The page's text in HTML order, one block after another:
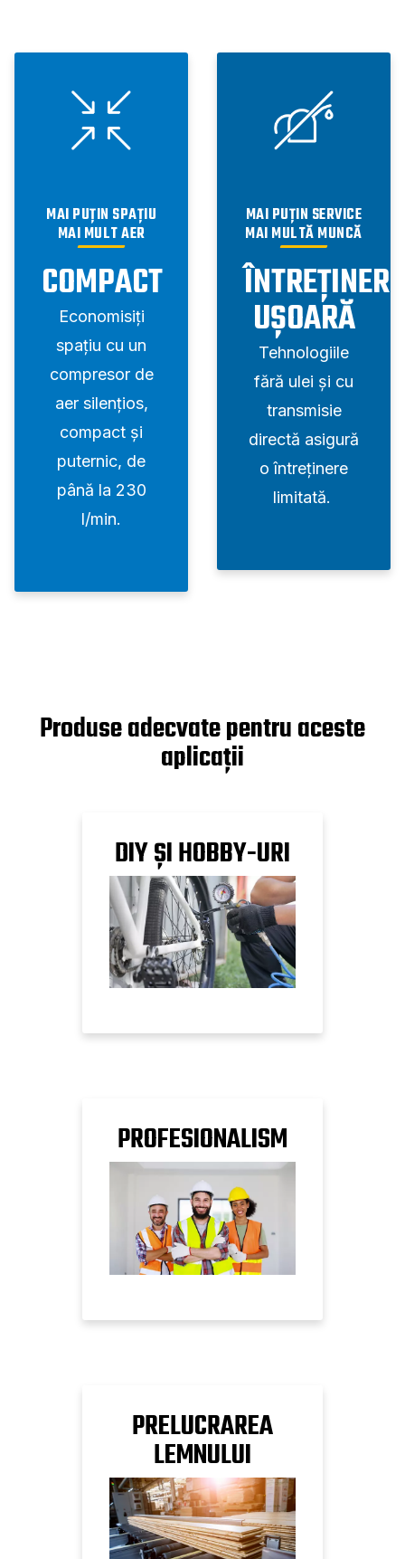
MAI PUȚIN SPAȚIU
MAI MULT AER
COMPACT
Economisiți
spațiu cu un
compresor de
aer silențios,
compact și
puternic, de
până la 230
l/min.
MAI PUȚIN SERVICE
MAI MULTĂ MUNCĂ
ÎNTREȚINERE
UȘOARĂ
Tehnologiile
fără ulei și cu
transmisie
directă asigură
o întreținere
limitată.
Produse adecvate pentru aceste
aplicații
DIY ȘI HOBBY-URI
PROFESIONALISM
PRELUCRAREA
LEMNULUI